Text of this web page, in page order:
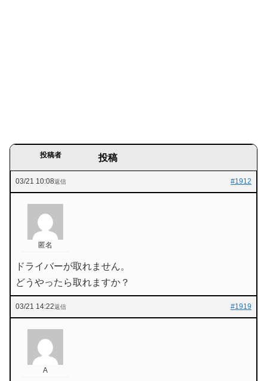
投稿者 投稿
03/21 10:08 #1912
返信
匿名
ドライバーが取れません。
どうやったら取れますか？
03/21 14:22 #1919
返信
A